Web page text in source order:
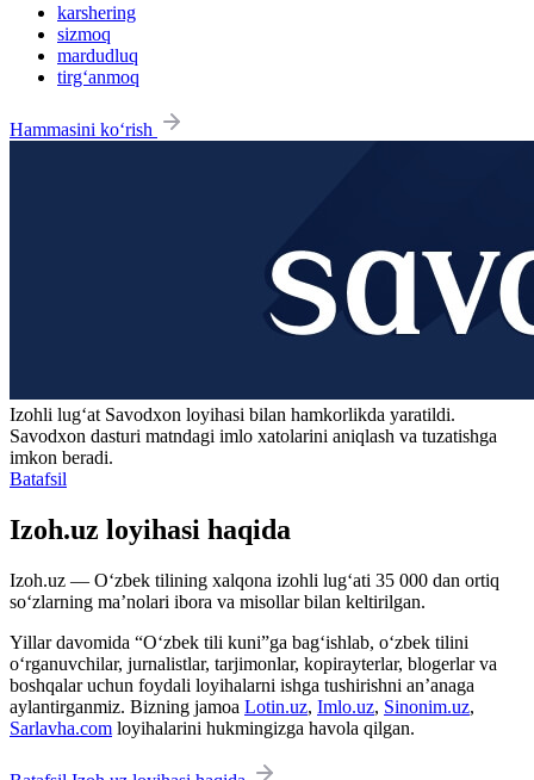
karshering
sizmoq
mardudluq
tirg‘anmoq
Hammasini ko‘rish
Izohli lugʻat Savodxon loyihasi bilan hamkorlikda yaratildi.
Savodxon dasturi matndagi imlo xatolarini aniqlash va tuzatishga
imkon beradi.
Batafsil
Izoh.uz loyihasi haqida
Izoh.uz — O‘zbek tilining xalqona izohli lug‘ati 35 000 dan ortiq
so‘zlarning ma’nolari ibora va misollar bilan keltirilgan.
Yillar davomida “O‘zbek tili kuni”ga bag‘ishlab, o‘zbek tilini
o‘rganuvchilar, jurnalistlar, tarjimonlar, kopirayterlar, blogerlar va
boshqalar uchun foydali loyihalarni ishga tushirishni an’anaga
aylantirganmiz. Bizning jamoa Lotin.uz, Imlo.uz, Sinonim.uz,
Sarlavha.com loyihalarini hukmingizga havola qilgan.